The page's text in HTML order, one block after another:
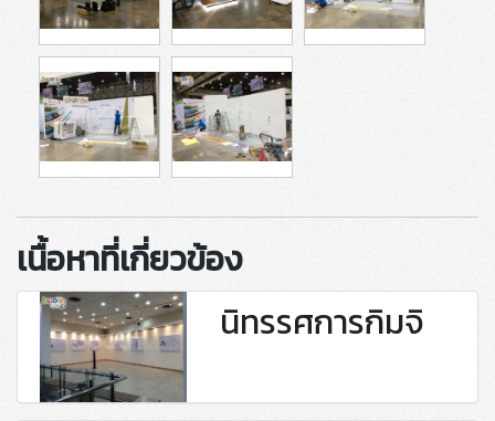
เนื้อหาที่เกี่ยวข้อง
นิทรรศการกิมจิ